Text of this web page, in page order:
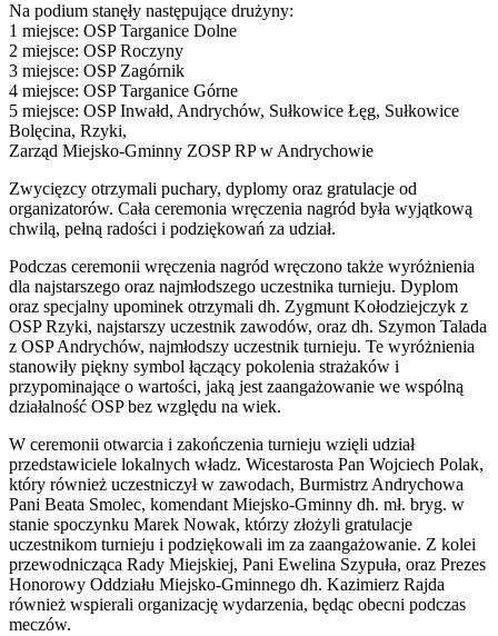
Na podium stanęły następujące drużyny:
1 miejsce: OSP Targanice Dolne
2 miejsce: OSP Roczyny
3 miejsce: OSP Zagórnik
4 miejsce: OSP Targanice Górne
5 miejsce: OSP Inwałd, Andrychów, Sułkowice Łęg, Sułkowice
Bolęcina, Rzyki,
Zarząd Miejsko-Gminny ZOSP RP w Andrychowie
Zwycięzcy otrzymali puchary, dyplomy oraz gratulacje od
organizatorów. Cała ceremonia wręczenia nagród była wyjątkową
chwilą, pełną radości i podziękowań za udział.
Podczas ceremonii wręczenia nagród wręczono także wyróżnienia
dla najstarszego oraz najmłodszego uczestnika turnieju. Dyplom
oraz specjalny upominek otrzymali dh. Zygmunt Kołodziejczyk z
OSP Rzyki, najstarszy uczestnik zawodów, oraz dh. Szymon Talada
z OSP Andrychów, najmłodszy uczestnik turnieju. Te wyróżnienia
stanowiły piękny symbol łączący pokolenia strażaków i
przypominające o wartości, jaką jest zaangażowanie we wspólną
działalność OSP bez względu na wiek.
W ceremonii otwarcia i zakończenia turnieju wzięli udział
przedstawiciele lokalnych władz. Wicestarosta Pan Wojciech Polak,
który również uczestniczył w zawodach, Burmistrz Andrychowa
Pani Beata Smolec, komendant Miejsko-Gminny dh. mł. bryg. w
stanie spoczynku Marek Nowak, którzy złożyli gratulacje
uczestnikom turnieju i podziękowali im za zaangażowanie. Z kolei
przewodnicząca Rady Miejskiej, Pani Ewelina Szypuła, oraz Prezes
Honorowy Oddziału Miejsko-Gminnego dh. Kazimierz Rajda
również wspierali organizację wydarzenia, będąc obecni podczas
meczów.